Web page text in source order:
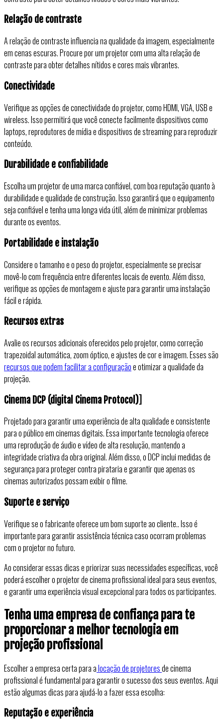
Relação de contraste
A relação de contraste influencia na qualidade da imagem, especialmente
em cenas escuras. Procure por um projetor com uma alta relação de
contraste para obter detalhes nítidos e cores mais vibrantes.
Conectividade
Verifique as opções de conectividade do projetor, como HDMI, VGA, USB e
wireless. Isso permitirá que você conecte facilmente dispositivos como
laptops, reprodutores de mídia e dispositivos de streaming para reproduzir
conteúdo.
Durabilidade e confiabilidade
Escolha um projetor de uma marca confiável, com boa reputação quanto à
durabilidade e qualidade de construção. Isso garantirá que o equipamento
seja confiável e tenha uma longa vida útil, além de minimizar problemas
durante os eventos.
Portabilidade e instalação
Considere o tamanho e o peso do projetor, especialmente se precisar
movê-lo com frequência entre diferentes locais de evento. Além disso,
verifique as opções de montagem e ajuste para garantir uma instalação
fácil e rápida.
Recursos extras
Avalie os recursos adicionais oferecidos pelo projetor, como correção
trapezoidal automática, zoom óptico, e ajustes de cor e imagem. Esses são
recursos que podem facilitar a configuraçãoe otimizar a qualidade da
projeção.
Cinema DCP (digital Cinema Protocol)
Projetado para garantir uma experiência de alta qualidade e consistente
para o público em cinemas digitais. Essa importante tecnologia oferece
uma reprodução de áudio e vídeo de alta resolução, mantendo a
integridade criativa da obra original. Além disso, o DCP inclui medidas de
segurança para proteger contra pirataria e garantir que apenas os
cinemas autorizados possam exibir o filme.
Suporte e serviço
Verifique se o fabricante oferece um bom suporte ao cliente.. Isso é
importante para garantir assistência técnica caso ocorram problemas
com o projetor no futuro.
Ao considerar essas dicas e priorizar suas necessidades específicas, você
poderá escolher o projetor de cinema profissional ideal para seus eventos,
e garantir uma experiência visual excepcional para todos os participantes.
Tenha uma empresa de confiança para te
proporcionar a melhor tecnologia em
projeção profissional
Escolher a empresa certa para alocação de projetoresde cinema
profissional é fundamental para garantir o sucesso dos seus eventos. Aqui
estão algumas dicas para ajudá-lo a fazer essa escolha:
Reputação e experiência